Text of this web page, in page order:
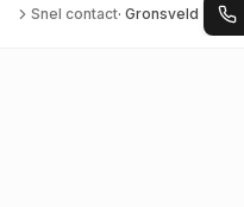
Snel contact· Gronsveld